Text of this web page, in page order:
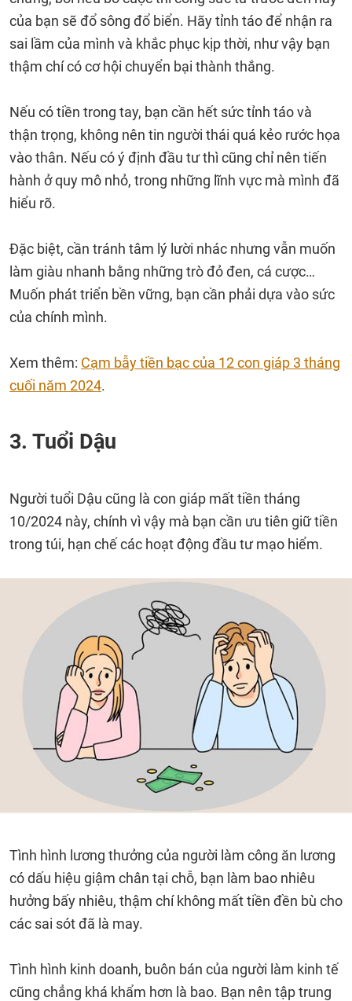
của bạn sẽ đổ sông đổ biển. Hãy tỉnh táo để nhận ra
sai lầm của mình và khắc phục kịp thời, như vậy bạn
thậm chí có cơ hội chuyển bại thành thắng.
Nếu có tiền trong tay, bạn cần hết sức tỉnh táo và
thận trọng, không nên tin người thái quá kẻo rước họa
vào thân. Nếu có ý định đầu tư thì cũng chỉ nên tiến
hành ở quy mô nhỏ, trong những lĩnh vực mà mình đã
hiểu rõ.
Đặc biệt, cần tránh tâm lý lười nhác nhưng vẫn muốn
làm giàu nhanh bằng những trò đỏ đen, cá cược…
Muốn phát triển bền vững, bạn cần phải dựa vào sức
của chính mình.
Xem thêm: Cạm bẫy tiền bạc của 12 con giáp 3 tháng
cuối năm 2024.
3. Tuổi Dậu
Người tuổi Dậu cũng là con giáp mất tiền tháng
10/2024 này, chính vì vậy mà bạn cần ưu tiên giữ tiền
trong túi, hạn chế các hoạt động đầu tư mạo hiểm.
Tình hình lương thưởng của người làm công ăn lương
có dấu hiệu giậm chân tại chỗ, bạn làm bao nhiêu
hưởng bấy nhiêu, thậm chí không mất tiền đền bù cho
các sai sót đã là may.
Tình hình kinh doanh, buôn bán của người làm kinh tế
cũng chẳng khá khẩm hơn là bao. Bạn nên tập trung